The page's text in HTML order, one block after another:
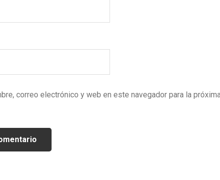
correo electrónico y web en este navegador para la